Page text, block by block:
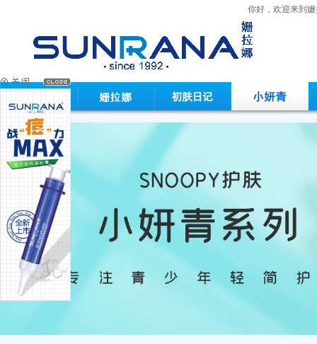
你好，欢迎来到